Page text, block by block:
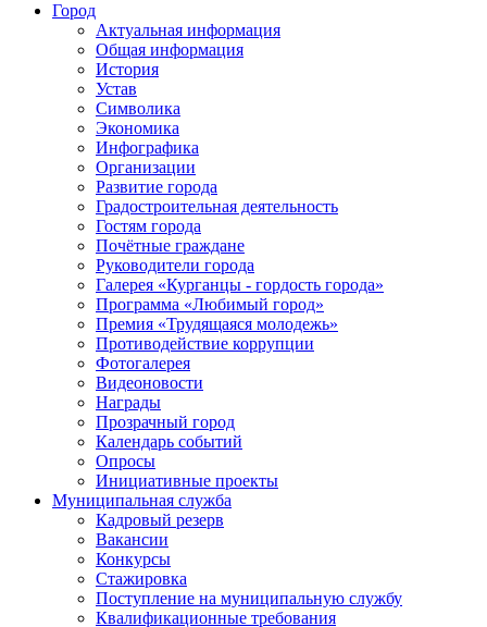
Город
Актуальная информация
Общая информация
История
Устав
Символика
Экономика
Инфографика
Организации
Развитие города
Градостроительная деятельность
Гостям города
Почётные граждане
Руководители города
Галерея «Курганцы - гордость города»
Программа «Любимый город»
Премия «Трудящаяся молодежь»
Противодействие коррупции
Фотогалерея
Видеоновости
Награды
Прозрачный город
Календарь событий
Опросы
Инициативные проекты
Муниципальная служба
Кадровый резерв
Вакансии
Конкурсы
Стажировка
Поступление на муниципальную службу
Квалификационные требования